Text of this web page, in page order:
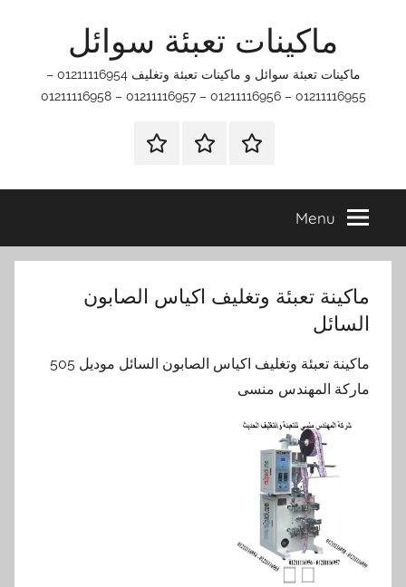
ماكينات تعبئة سوائل
ماكينات تعبئة سوائل و ماكينات تعبئة وتغليف 01211116954 –
01211116955 – 01211116956 – 01211116957 – 01211116958
اتصل
اتـصـل
في
التي
الرئيسيه
Menu
ماكينة تعبئة وتغليف اكياس الصابون
السائل
ماكينة تعبئة وتغليف اكياس الصابون السائل موديل 505
ماركة المهندس منسى